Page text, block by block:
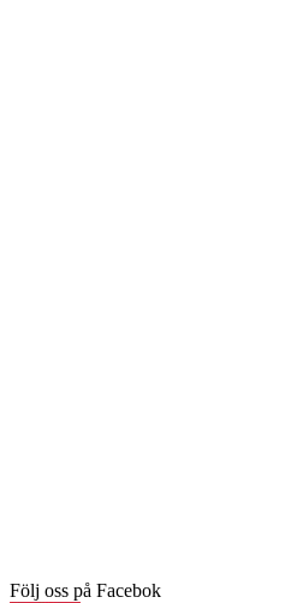
Följ oss på Facebok